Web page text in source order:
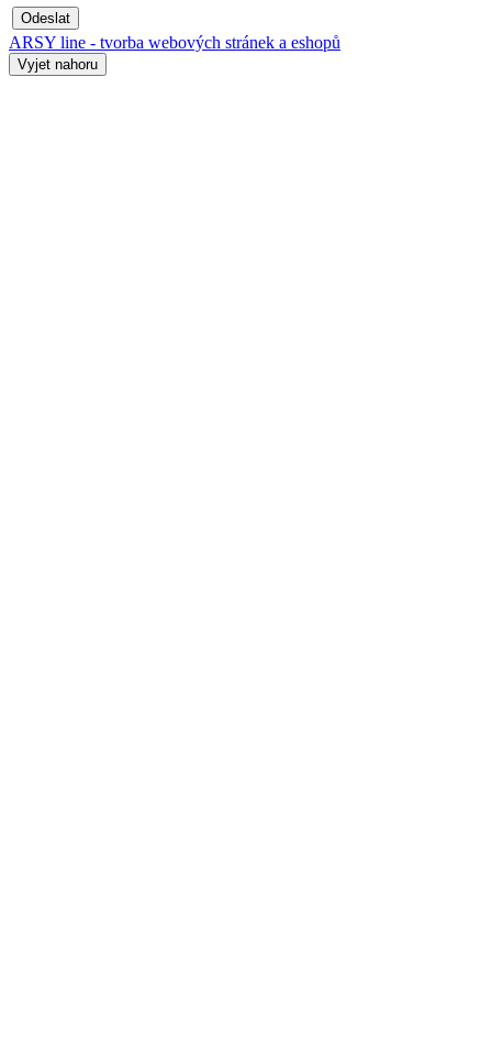
Odeslat
ARSY line - tvorba webových stránek a eshopů
Vyjet nahoru